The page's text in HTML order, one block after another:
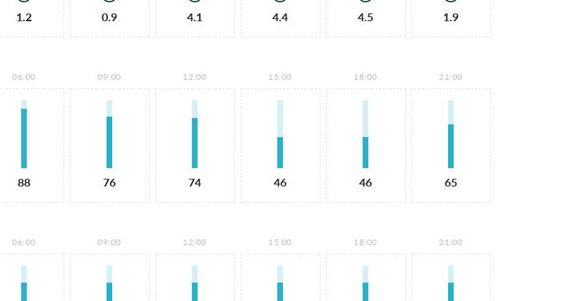
1.2 0.9 4.1 4.4 4.5 1.9
06:00
88
09:00
76
12:00
74
15:00
46
18:00
46
21:00
65
06:00 09:00 12:00 15:00 18:00 21:00